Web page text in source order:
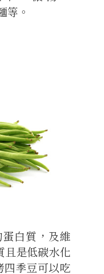
等。
白質，及維
且是低碳水化
季豆可以吃